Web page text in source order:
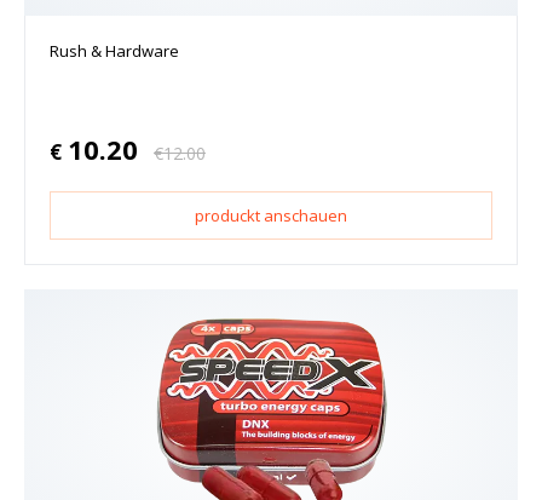
Rush & Hardware
€ 10.20 €12.00
produckt anschauen